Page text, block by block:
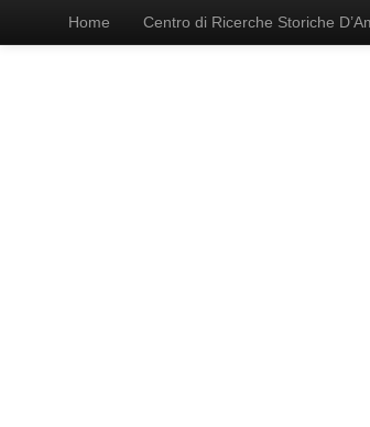
Home Centro di Ricerche Storiche